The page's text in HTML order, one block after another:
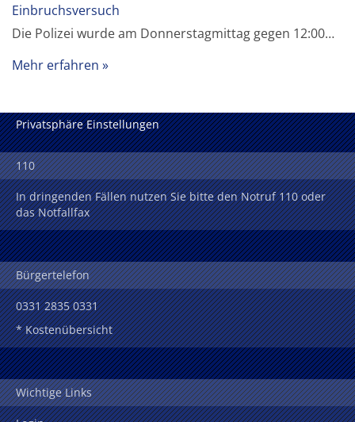
Einbruchsversuch
Die Polizei wurde am Donnerstagmittag gegen 12:00…
Mehr erfahren
Privatsphäre Einstellungen
110
In dringenden Fällen nutzen Sie bitte den Notruf 110 oder
das Notfallfax
Bürgertelefon
0331 2835 0331
* Kostenübersicht
Wichtige Links